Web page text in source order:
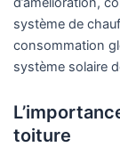
système de
consommation
système solaire
toiture